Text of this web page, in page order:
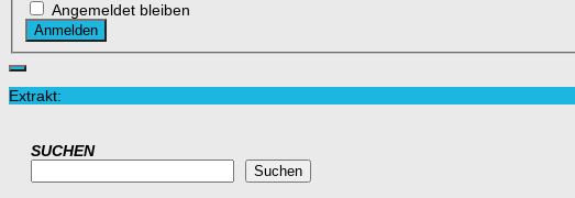
Angemeldet bleiben
Anmelden
Extrakt:
SUCHEN
Suchen